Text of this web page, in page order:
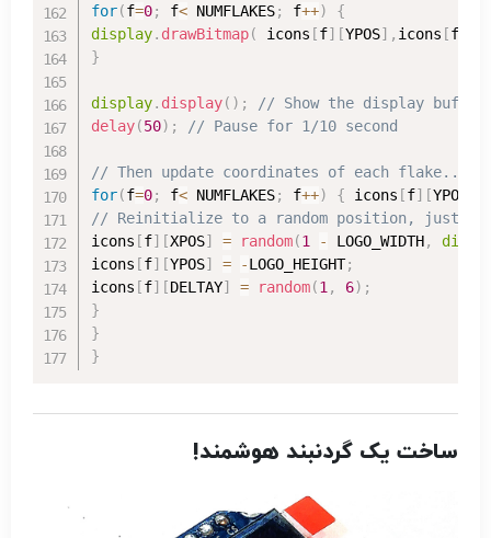
for(f=0; f< NUMFLAKES; f++)
{
display. drawBitmap( icons [f] [YPOS] , icons [f
}
display. display( ) ;
// Show the display buffer
delay(50) ; // Pause for 1/10 second
// Then update coordinates of each flake...
for(f=0; f< NUMFLAKES; f++) { icons [f] [YPOS
// Reinitialize to a random position, just
icons [f] [XPOS] = random(1 - LOGO_WIDTH,
icons [f] [YPOS] = -LOGO_HEIGHT;
icons [f] [DELTAY] = random(1 , 6) ;
}
}
}
ساخت یک گردنبند هوشمند!